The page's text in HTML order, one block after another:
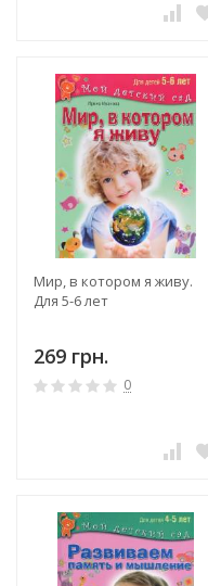
Мир, в котором я живу.
Для 5-6 лет
269 грн.
0